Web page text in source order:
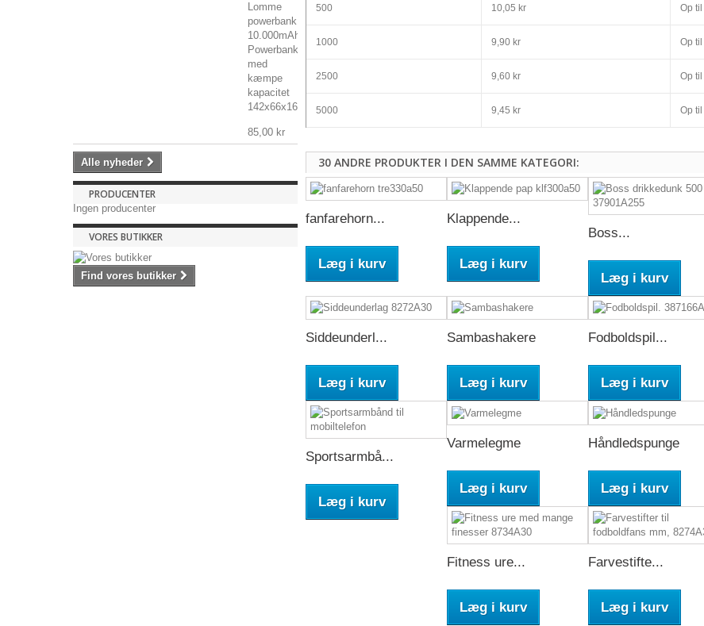
Lomme
powerbank
10.000mAh
Powerbank
med
kæmpe
kapacitet
142x66x16mm,...
85,00 kr
Alle nyheder
PRODUCENTER
Ingen producenter
VORES BUTIKKER
Find vores butikker
500 10,05 kr Op til
1000 9,90 kr Op til
2500 9,60 kr Op til
5000 9,45 kr Op til
30 ANDRE PRODUKTER I DEN SAMME KATEGORI:
fanfarehorn...
Læg i kurv
Klappende...
Læg i kurv
Boss...
Læg i kurv
Siddeunderl...
Læg i kurv
Sambashakere
Læg i kurv
Fodboldspil...
Læg i kurv
Sportsarmbå...
Læg i kurv
Varmelegme
Læg i kurv
Håndledspunge
Læg i kurv
Fitness ure...
Læg i kurv
Farvestifte...
Læg i kurv